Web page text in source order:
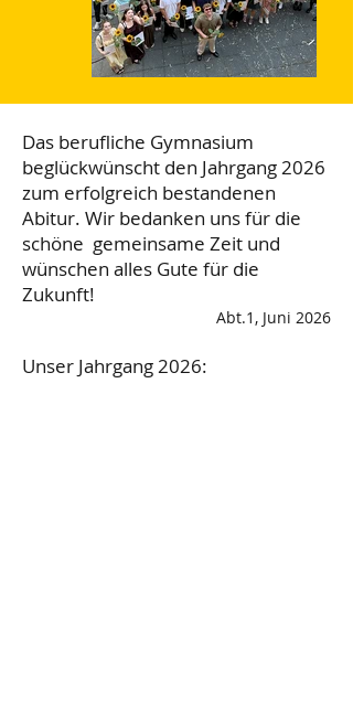
Das berufliche Gymnasium
beglückwünscht den Jahrgang 2026
zum erfolgreich bestandenen
Abitur. Wir bedanken uns für die
schöne gemeinsame Zeit und
wünschen alles Gute für die
Zukunft!
Abt.1, Juni 2026
Unser Jahrgang 2026: